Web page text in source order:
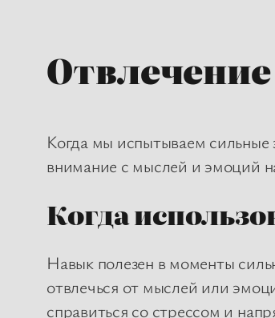
Когда мы испытываем
внимание с мыслей и эмоций
Когда
Навык полезен в моменты
отвлечься от мыслей или
справиться со стрессом и